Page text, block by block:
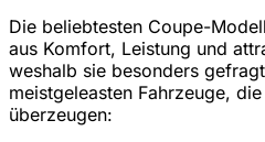
Die beliebtesten Coupe-
aus Komfort, Leistung und
weshalb sie besonders
meistgeleasten Fahrzeuge,
überzeugen: